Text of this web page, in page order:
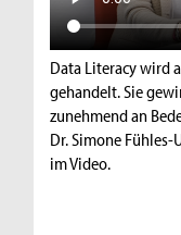
Data Literacy wird
gehandelt. Sie
zunehmend an
Dr. Simone Fühles-
im Video.